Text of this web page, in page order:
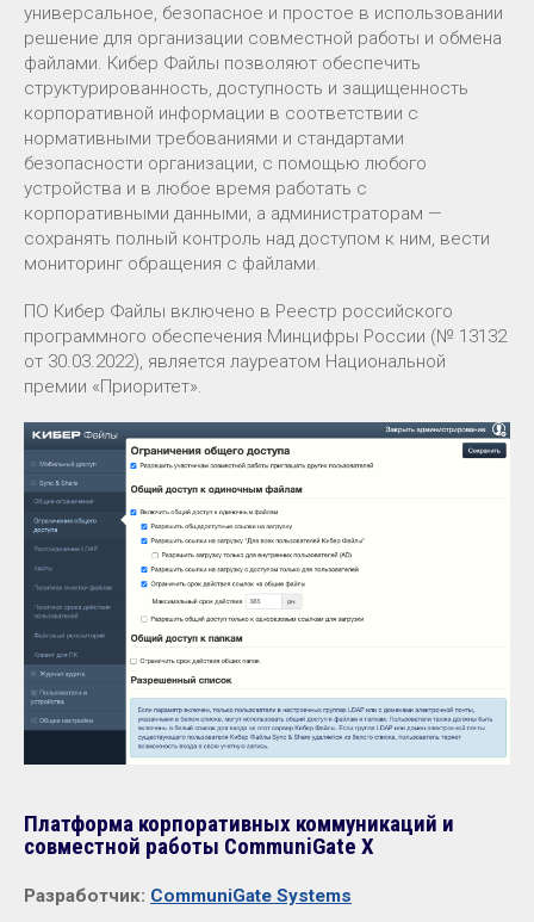
универсальное, безопасное и простое в использовании
решение для организации совместной работы и обмена
файлами. Кибер Файлы позволяют обеспечить
структурированность, доступность и защищенность
корпоративной информации в соответствии с
нормативными требованиями и стандартами
безопасности организации, с помощью любого
устройства и в любое время работать с
корпоративными данными, а администраторам —
сохранять полный контроль над доступом к ним, вести
мониторинг обращения с файлами.
ПО Кибер Файлы включено в Реестр российского
программного обеспечения Минцифры России (№ 13132
от 30.03.2022), является лауреатом Национальной
премии «Приоритет».
Платформа корпоративных коммуникаций и
совместной работы CommuniGate X
Разработчик: CommuniGate Systems